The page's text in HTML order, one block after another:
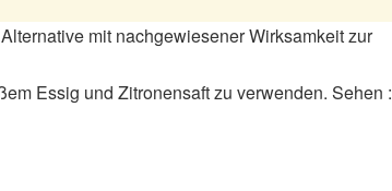
mit nachgewiesener Wirksamkeit zur
Essig und Zitronensaft zu verwenden. Sehen :